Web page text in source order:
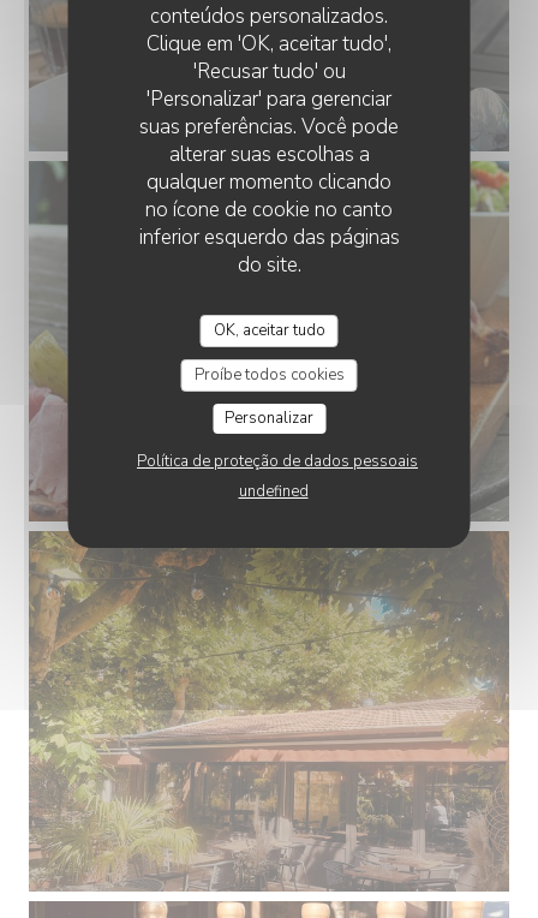
conteúdos personalizados.
Clique em 'OK, aceitar tudo',
'Recusar tudo' ou
'Personalizar' para gerenciar
suas preferências. Você pode
alterar suas escolhas a
qualquer momento clicando
no ícone de cookie no canto
inferior esquerdo das páginas
do site.
OK, aceitar tudo
Proíbe todos cookies
Personalizar
Política de proteção de dados pessoais
undefined